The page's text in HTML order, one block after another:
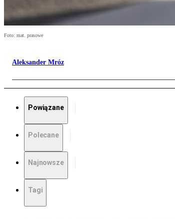
Foto: mat. prasowe
Aleksander Mróz
Powiązane
Polecane
Najnowsze
Tagi